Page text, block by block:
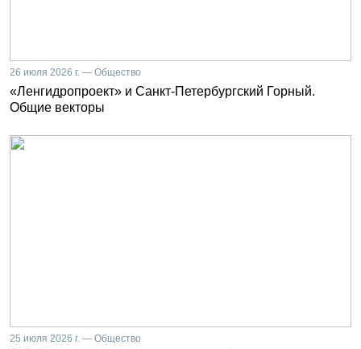
26 июля 2026 г. — Общество
«Ленгидропроект» и Санкт-Петербургский Горный.
Общие векторы
25 июля 2026 г. — Общество